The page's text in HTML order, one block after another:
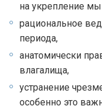
на укрепление
рациональное
периода,
анатомически
влагалища,
устранение
особенно это